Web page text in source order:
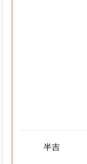
半吉